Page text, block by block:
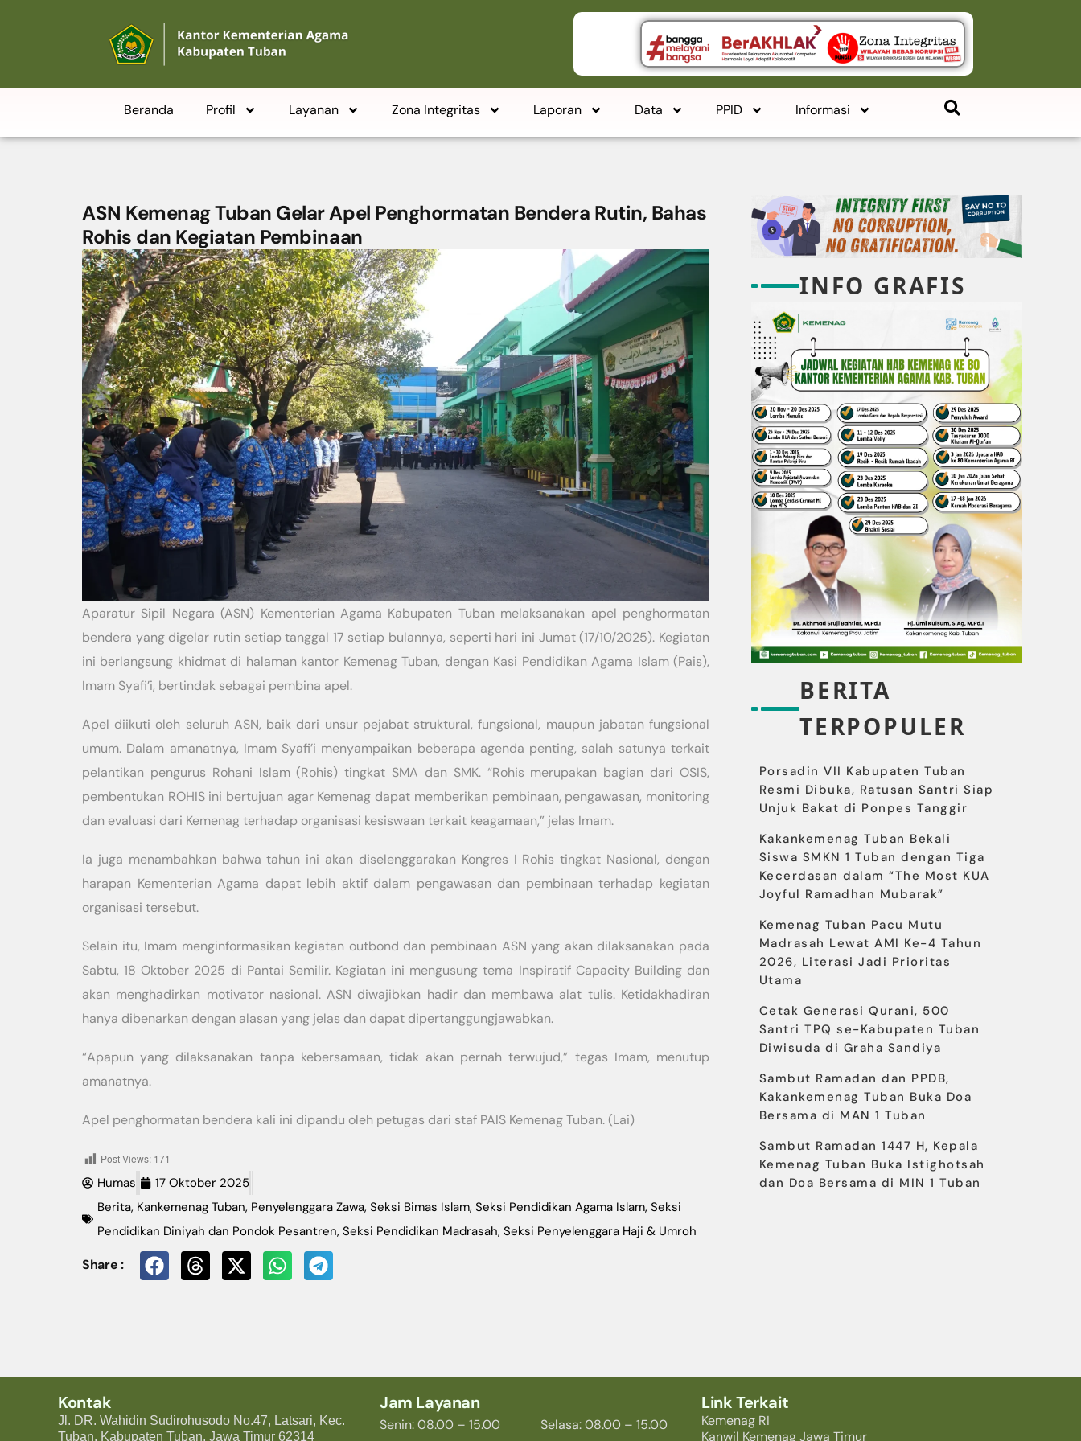
Beranda Profil Layanan Zona Integritas Laporan Data PPID Informasi
ASN Kemenag Tuban Gelar Apel Penghormatan Bendera Rutin, Bahas
Rohis dan Kegiatan Pembinaan
Aparatur Sipil Negara (ASN) Kementerian Agama Kabupaten Tuban melaksanakan apel penghormatan
bendera yang digelar rutin setiap tanggal 17 setiap bulannya, seperti hari ini Jumat (17/10/2025). Kegiatan
ini berlangsung khidmat di halaman kantor Kemenag Tuban, dengan Kasi Pendidikan Agama Islam (Pais),
Imam Syafi’i, bertindak sebagai pembina apel.
Apel diikuti oleh seluruh ASN, baik dari unsur pejabat struktural, fungsional, maupun jabatan fungsional
umum. Dalam amanatnya, Imam Syafi’i menyampaikan beberapa agenda penting, salah satunya terkait
pelantikan pengurus Rohani Islam (Rohis) tingkat SMA dan SMK. “Rohis merupakan bagian dari OSIS,
pembentukan ROHIS ini bertujuan agar Kemenag dapat memberikan pembinaan, pengawasan, monitoring
dan evaluasi dari Kemenag terhadap organisasi kesiswaan terkait keagamaan,” jelas Imam.
Ia juga menambahkan bahwa tahun ini akan diselenggarakan Kongres I Rohis tingkat Nasional, dengan
harapan Kementerian Agama dapat lebih aktif dalam pengawasan dan pembinaan terhadap kegiatan
organisasi tersebut.
Selain itu, Imam menginformasikan kegiatan outbond dan pembinaan ASN yang akan dilaksanakan pada
Sabtu, 18 Oktober 2025 di Pantai Semilir. Kegiatan ini mengusung tema Inspiratif Capacity Building dan
akan menghadirkan motivator nasional. ASN diwajibkan hadir dan membawa alat tulis. Ketidakhadiran
hanya dibenarkan dengan alasan yang jelas dan dapat dipertanggungjawabkan.
“Apapun yang dilaksanakan tanpa kebersamaan, tidak akan pernah terwujud,” tegas Imam, menutup
amanatnya.
Apel penghormatan bendera kali ini dipandu oleh petugas dari staf PAIS Kemenag Tuban. (Lai)
Post Views: 171
Humas
17 Oktober 2025
Berita, Kankemenag Tuban, Penyelenggara Zawa, Seksi Bimas Islam, Seksi Pendidikan Agama Islam, Seksi
Pendidikan Diniyah dan Pondok Pesantren, Seksi Pendidikan Madrasah, Seksi Penyelenggara Haji & Umroh
Share :
INFO GRAFIS
BERITA
TERPOPULER
Porsadin VII Kabupaten Tuban
Resmi Dibuka, Ratusan Santri Siap
Unjuk Bakat di Ponpes Tanggir
Kakankemenag Tuban Bekali
Siswa SMKN 1 Tuban dengan Tiga
Kecerdasan dalam “The Most KUA
Joyful Ramadhan Mubarak”
Kemenag Tuban Pacu Mutu
Madrasah Lewat AMI Ke-4 Tahun
2026, Literasi Jadi Prioritas
Utama
Cetak Generasi Qurani, 500
Santri TPQ se-Kabupaten Tuban
Diwisuda di Graha Sandiya
Sambut Ramadan dan PPDB,
Kakankemenag Tuban Buka Doa
Bersama di MAN 1 Tuban
Sambut Ramadan 1447 H, Kepala
Kemenag Tuban Buka Istighotsah
dan Doa Bersama di MIN 1 Tuban
Kontak
Jl. DR. Wahidin Sudirohusodo No.47, Latsari, Kec.
Tuban, Kabupaten Tuban, Jawa Timur 62314
Jam Layanan
Senin: 08.00 – 15.00
Selasa: 08.00 – 15.00
Link Terkait
Kemenag RI
Kanwil Kemenag Jawa Timur